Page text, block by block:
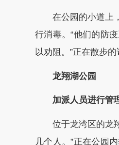
在公园的小道上，
行消毒。“他们的防
以劝阻。”正在散步的
龙翔湖公园
加派人员进行管
位于龙湾区的龙翔
几个人。”正在公园